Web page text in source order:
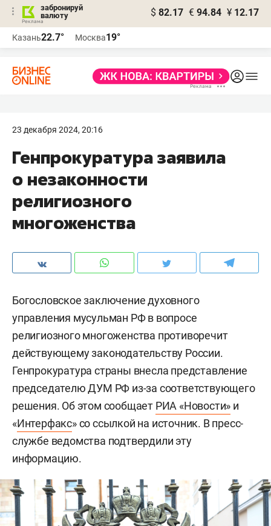
забронируй
валюту
$ 82.17 € 94.84 ¥ 12.17
Казань22.7° Москва19°
23 декабря 2024, 20:16
Генпрокуратура заявила
о незаконности
религиозного
многоженства
Богословское заключение духовного
управления мусульман РФ в вопросе
религиозного многоженства противоречит
действующему законодательству России.
Генпрокуратура страны внесла представление
председателю ДУМ РФ из-за соответствующего
решения. Об этом сообщает РИА «Новости» и
«Интерфакс» со ссылкой на источник. В пресс-
службе ведомства подтвердили эту
информацию.